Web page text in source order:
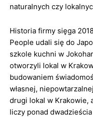
naturalnych czy
Historia firmy sięga
People udali się do
szkole kuchni w
otworzyli lokal w
budowaniem
własnej,
drugi lokal w Krakowie,
liczy ponad